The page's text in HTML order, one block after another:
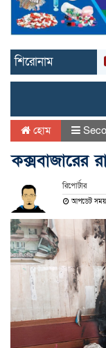
শিরোনাম
হোম
কক্সবাজারের
রিপোর্টার
আপডেট সময়